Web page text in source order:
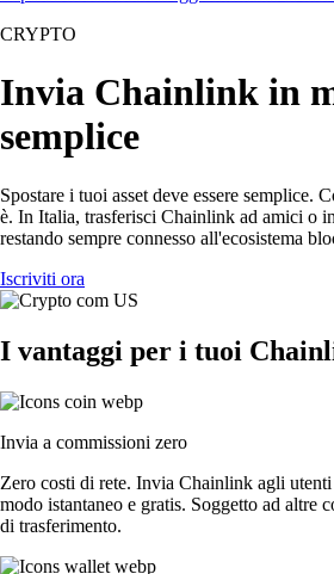
CRYPTO
Invia Chainlink in
semplice
Spostare i tuoi asset deve essere semplice.
è. In Italia, trasferisci Chainlink ad amici o
restando sempre connesso all'ecosistema
Iscriviti ora
I vantaggi per i tuoi
Invia a commissioni zero
Zero costi di rete. Invia Chainlink agli
modo istantaneo e gratis. Soggetto ad altre
di trasferimento.